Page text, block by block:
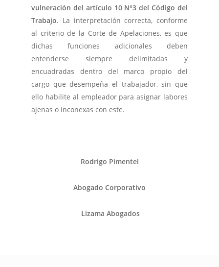
vulneración del artículo 10 N°3 del Código del
Trabajo. La interpretación correcta, conforme
al criterio de la Corte de Apelaciones, es que
dichas funciones adicionales deben
entenderse siempre delimitadas y
encuadradas dentro del marco propio del
cargo que desempeña el trabajador, sin que
ello habilite al empleador para asignar labores
ajenas o inconexas con este.
Rodrigo Pimentel
Abogado Corporativo
Lizama Abogados